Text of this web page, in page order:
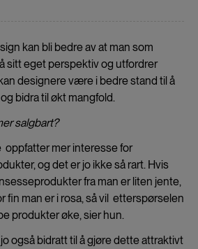
kan bli bedre av at man som
sitt eget perspektiv og utfordrer
designere være i bedre stand til å
bidra til økt mangfold.
salgbart?
oppfatter mer interesse for
og det er jo ikke så rart. Hvis
fra man er liten jente,
fin man er i rosa, så vil etterspørselen
produkter øke, sier hun.
også bidratt til å gjøre dette attraktivt